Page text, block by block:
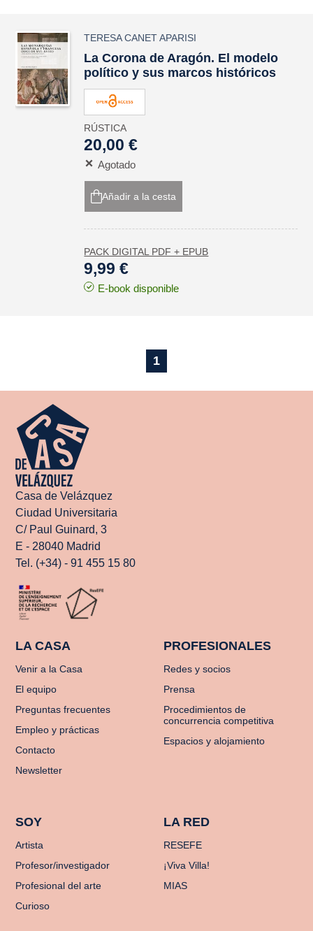
TERESA CANET APARISI
La Corona de Aragón. El modelo
político y sus marcos históricos
RÚSTICA
20,00 €
Agotado
Añadir a la cesta
PACK DIGITAL PDF + EPUB
9,99 €
E-book disponible
1
Casa de Velázquez
Ciudad Universitaria
C/ Paul Guinard, 3
E - 28040 Madrid
Tel. (+34) - 91 455 15 80
LA CASA
Venir a la Casa
El equipo
Preguntas frecuentes
Empleo y prácticas
Contacto
Newsletter
PROFESIONALES
Redes y socios
Prensa
Procedimientos de
concurrencia competitiva
Espacios y alojamiento
SOY
Artista
Profesor/investigador
Profesional del arte
Curioso
LA RED
RESEFE
¡Viva Villa!
MIAS